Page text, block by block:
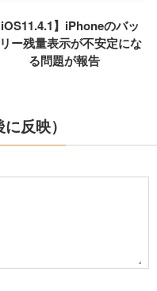
iOS11.4.1】iPhoneのバッ
ー残量表示が不安定にな
る問題が報告
反映）